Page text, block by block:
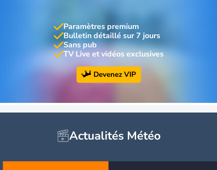
Paramètres premium
Bulletin détaillé sur 7 jours
Sans pub
TV Live et vidéos exclusives
Devenez VIP
Actualités Météo